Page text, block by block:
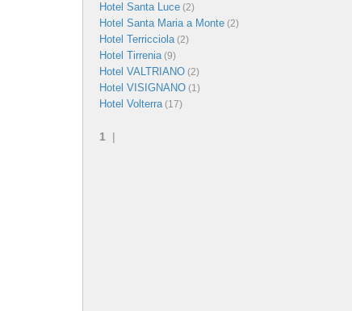
Hotel Santa Luce (2)
Hotel Santa Maria a Monte (2)
Hotel Terricciola(2)
Hotel Tirrenia(9)
Hotel VALTRIANO (2)
Hotel VISIGNANO (1)
Hotel Volterra(17)
1 |